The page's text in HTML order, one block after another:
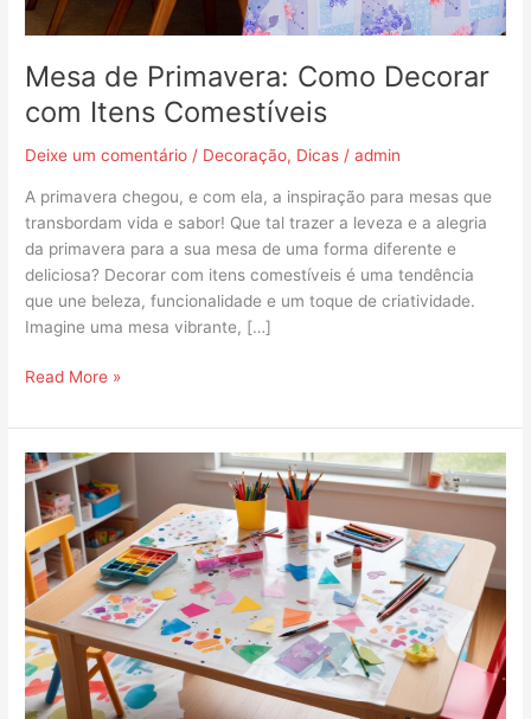
Mesa de Primavera: Como Decorar
com Itens Comestíveis
Deixe um comentário / Decoração, Dicas /admin
A primavera chegou, e com ela, a inspiração para mesas que
transbordam vida e sabor! Que tal trazer a leveza e a alegria
da primavera para a sua mesa de uma forma diferente e
deliciosa? Decorar com itens comestíveis é uma tendência
que une beleza, funcionalidade e um toque de criatividade.
Imagine uma mesa vibrante, […]
Read More »
3
ideias
criativas
com
plástico
cristal
para
as
férias
escolares